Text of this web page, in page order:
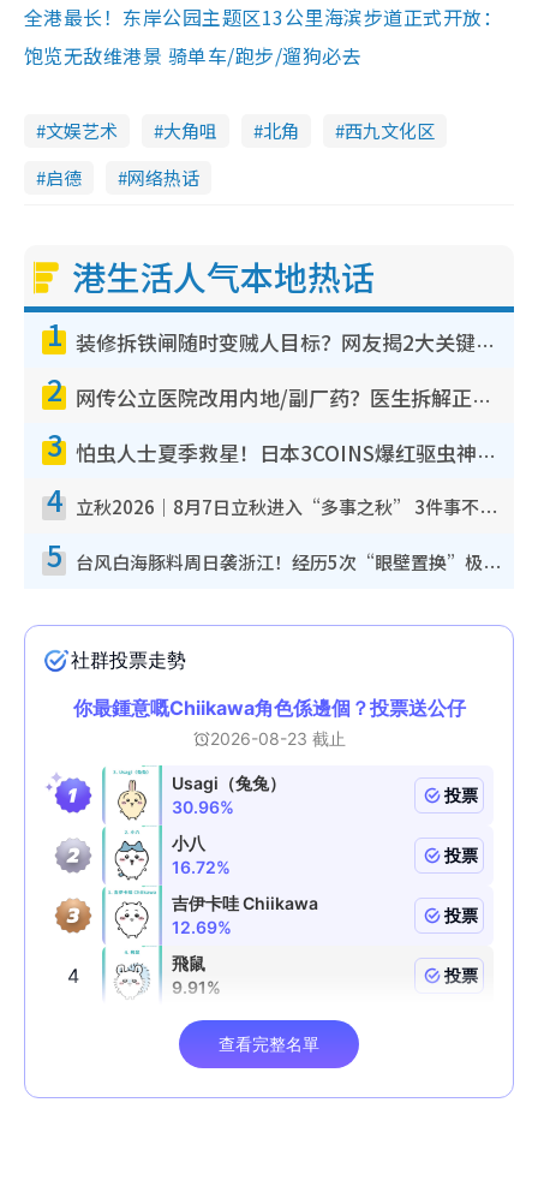
全港最长！东岸公园主题区13公里海滨步道正式开放：
饱览无敌维港景 骑单车/跑步/遛狗必去
文娱艺术 大角咀 北角
西九文化区
启德
网络热话
港生活人气本地热话
1 装修拆铁闸随时变贼人目标？网友揭2大关键用途：装新款等于白装？附新旧铁闸分别
2 网传公立医院改用内地/副厂药？医生拆解正副厂分别，揭4类人换药随时出事
3 怕虫人士夏季救星！日本3COINS爆红驱虫神器$45起 1招“全程免触碰”轻松搞定小强
4 立秋2026｜8月7日立秋进入“多事之秋” 3件事不可做！专家教6招开运 清杂物／钱包纳气接好运
5 台风白海豚料周日袭浙江！经历5次“眼壁置换”极罕见 成登陆内地最长途台风